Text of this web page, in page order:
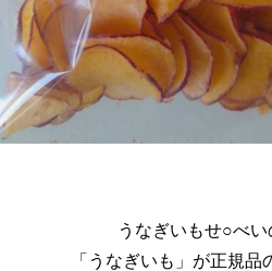
うなぎいもせ○べい
「うなぎいも」が正規品